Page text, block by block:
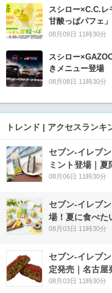
スシロー×C.C.レ
甘酸っぱパフェ
08月09日 11時30分
スシロー
きメニュー登場
08月08日 11時30分
トレンド | アクセスランキ
セブン‐イレブ
ミント登場｜
08月06日 11時30分
セブン‐イレブ
場！夏に食べた
08月03日 11時30分
セブン-イレブ
定発売｜名古屋
08月03日 11時30分